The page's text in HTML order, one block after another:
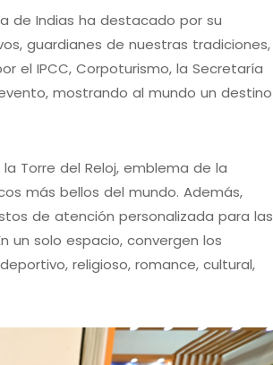
de Indias ha destacado por su
guardianes de nuestras tradiciones,
el IPCC, Corpoturismo, la Secretaría
mostrando al mundo un destino
Torre del Reloj, emblema de la
más bellos del mundo. Además,
de atención personalizada para las
un solo espacio, convergen los
religioso, romance, cultural,